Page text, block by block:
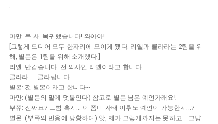
.
.
.
마만: 무.사. 복귀했습니다! 와아아!
[그렇게 드디어 모두 한자리에 모이게 됐다. 리옐과 클라라는 2팀을 위
해, 별몬은 1팀을 위해 소개했다.]
리옐: 반갑습니다. 전 의사인 리옐이라고 합니다.
클라라: ....클라랍니다.
별몬: 전 별몬이라고 합니다~
마만: (별몬의 말에 덧붙인다) 참고로 별몬 님은 예언가래요!
뿌쮸: 진짜요? 그럼 혹시... 이 좀비 사태 이후도 예언이 가능한지...?
별몬: (뿌쮸의 반응에 당황하며) 앗, 제가 그렇게까지는 못하고... 그냥